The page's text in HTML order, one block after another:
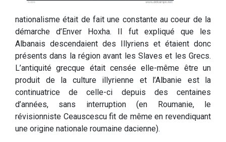
nationalisme était de fait une constante au coeur de la
démarche d’Enver Hoxha. Il fut expliqué que les
Albanais descendaient des Illyriens et étaient donc
présents dans la région avant les Slaves et les Grecs.
L’antiquité grecque était censée elle-même être un
produit de la culture illyrienne et l’Albanie est la
continuatrice de celle-ci depuis des centaines
d’années, sans interruption (en Roumanie, le
révisionniste Ceauscescu fit de même en revendiquant
une origine nationale roumaine dacienne).